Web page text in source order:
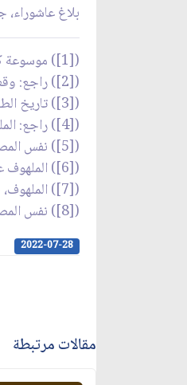
بلاغ عاشوراء،
([1]) موسوعة كلمات الإمام الحسين عليه السلام ، ص406.
([2]) راجع: وقعة الطفّ، ص206.
([3]) تاريخ الطبريّ، ج4، ص350، مؤسّسة الاعلميّ - بيروت.
([4]) راجع: الملهوف، على قتلى الطفوف، ص142.
([5]) نفس المصدر، ص151.
([6]) الملهوف على قتلى الطفوف، ص181.
([7]) الملهوف، ص74، الطبعة الحيدريّة - النجف.
([8]) نفس المصدر، ص79.
2022-07-28
مقالات مرتبطة